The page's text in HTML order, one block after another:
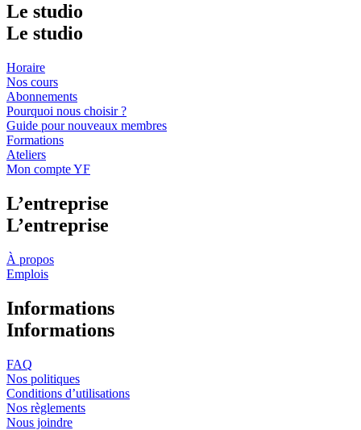
Le studio
Le studio
Horaire
Nos cours
Abonnements
Pourquoi nous choisir ?
Guide pour nouveaux membres
Formations
Ateliers
Mon compte YF
L’entreprise
L’entreprise
À propos
Emplois
Informations
Informations
FAQ
Nos politiques
Conditions d’utilisations
Nos règlements
Nous joindre